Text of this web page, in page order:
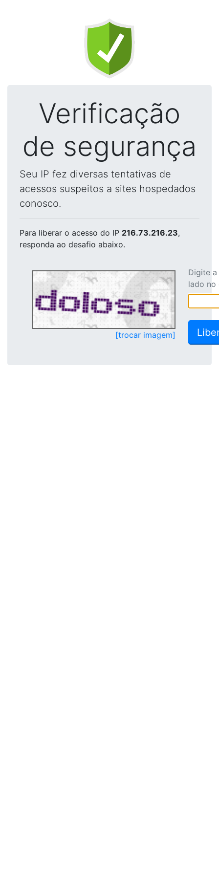
Verificação
de segurança
Seu IP fez diversas tentativas de
acessos suspeitos a sites hospedados
conosco.
Para liberar o acesso do IP 216.73.216.23,
responda ao desafio abaixo.
[trocar imagem]
Digite
lado no